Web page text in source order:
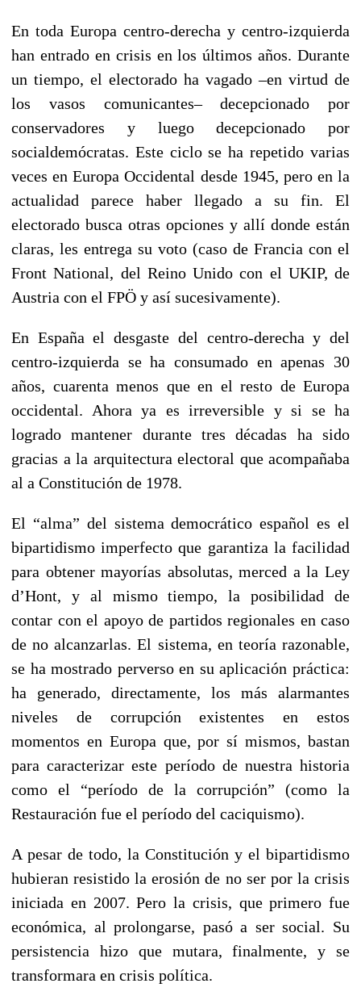
En toda Europa centro-derecha y centro-izquierda
han entrado en crisis en los últimos años. Durante
un tiempo, el electorado ha vagado –en virtud de
los vasos comunicantes– decepcionado por
conservadores y luego decepcionado por
socialdemócratas. Este ciclo se ha repetido varias
veces en Europa Occidental desde 1945, pero en la
actualidad parece haber llegado a su fin. El
electorado busca otras opciones y allí donde están
claras, les entrega su voto (caso de Francia con el
Front National, del Reino Unido con el UKIP, de
Austria con el FPÖ y así sucesivamente).
En España el desgaste del centro-derecha y del
centro-izquierda se ha consumado en apenas 30
años, cuarenta menos que en el resto de Europa
occidental. Ahora ya es irreversible y si se ha
logrado mantener durante tres décadas ha sido
gracias a la arquitectura electoral que acompañaba
al a Constitución de 1978.
El “alma” del sistema democrático español es el
bipartidismo imperfecto que garantiza la facilidad
para obtener mayorías absolutas, merced a la Ley
d’Hont, y al mismo tiempo, la posibilidad de
contar con el apoyo de partidos regionales en caso
de no alcanzarlas. El sistema, en teoría razonable,
se ha mostrado perverso en su aplicación práctica:
ha generado, directamente, los más alarmantes
niveles de corrupción existentes en estos
momentos en Europa que, por sí mismos, bastan
para caracterizar este período de nuestra historia
como el “período de la corrupción” (como la
Restauración fue el período del caciquismo).
A pesar de todo, la Constitución y el bipartidismo
hubieran resistido la erosión de no ser por la crisis
iniciada en 2007. Pero la crisis, que primero fue
económica, al prolongarse, pasó a ser social. Su
persistencia hizo que mutara, finalmente, y se
transformara en crisis política.